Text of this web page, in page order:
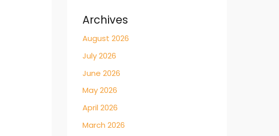
Archives
August 2026
July 2026
June 2026
May 2026
April 2026
March 2026